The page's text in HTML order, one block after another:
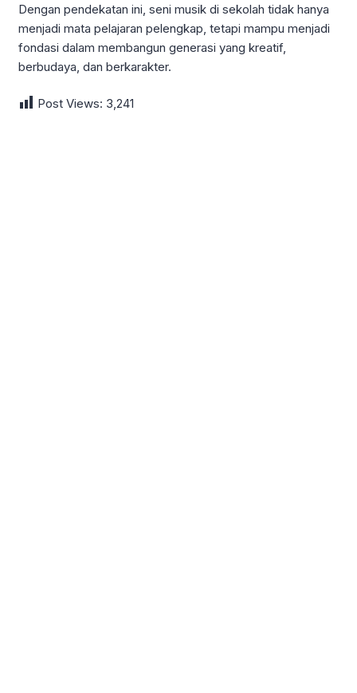
Dengan pendekatan ini, seni musik di sekolah tidak hanya
menjadi mata pelajaran pelengkap, tetapi mampu menjadi
fondasi dalam membangun generasi yang kreatif,
berbudaya, dan berkarakter.
Post Views: 3,241